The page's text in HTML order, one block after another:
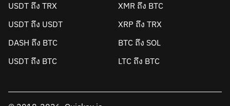
USDT ถึง TRX
XMR ถึง BTC
USDT ถึง USDT
XRP ถึง TRX
DASH ถึง BTC
BTC ถึง SOL
USDT ถึง BTC
LTC ถึง BTC